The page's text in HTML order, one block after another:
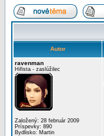
Autor
ravenman
Hifista - zaslúžilec
Založený: 28 február 2009
Príspevky: 890
Bydlisko: Martin